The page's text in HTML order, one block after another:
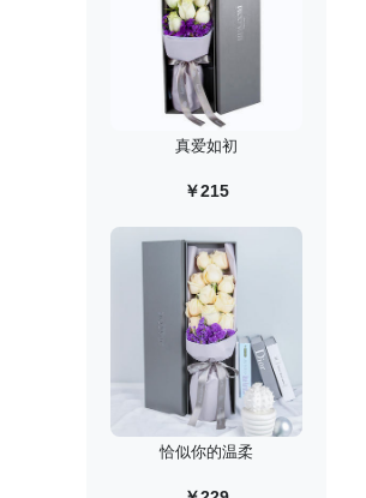
真爱如初
￥215
恰似你的温柔